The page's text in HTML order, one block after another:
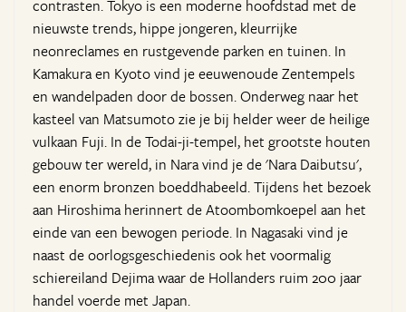
contrasten. Tokyo is een moderne hoofdstad met de
nieuwste trends, hippe jongeren, kleurrijke
neonreclames en rustgevende parken en tuinen. In
Kamakura en Kyoto vind je eeuwenoude Zentempels
en wandelpaden door de bossen. Onderweg naar het
kasteel van Matsumoto zie je bij helder weer de heilige
vulkaan Fuji. In de Todai-ji-tempel, het grootste houten
gebouw ter wereld, in Nara vind je de 'Nara Daibutsu',
een enorm bronzen boeddhabeeld. Tijdens het bezoek
aan Hiroshima herinnert de Atoombomkoepel aan het
einde van een bewogen periode. In Nagasaki vind je
naast de oorlogsgeschiedenis ook het voormalig
schiereiland Dejima waar de Hollanders ruim 200 jaar
handel voerde met Japan.